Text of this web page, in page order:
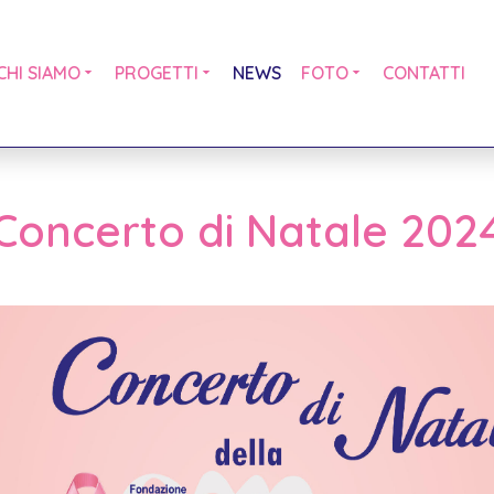
SIAMO PROGETTI NEWS FOTO CONTATTI
di Natale